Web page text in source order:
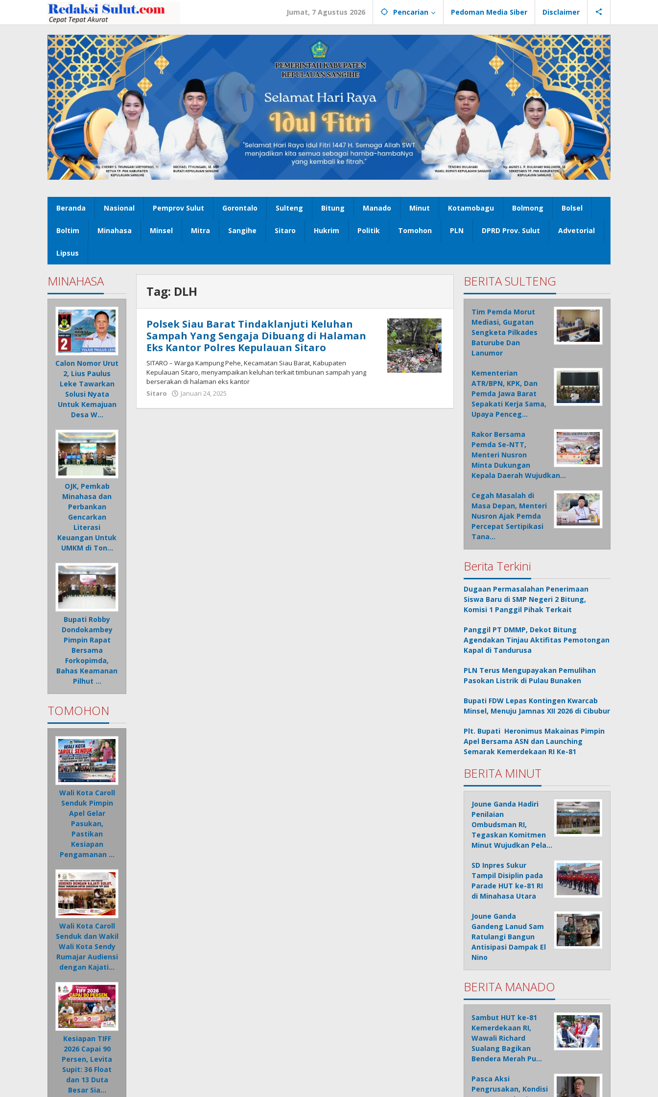
konten
Jumat, 7 Agustus 2026 Pencarian Pedoman Media Siber Disclaimer
Beranda Nasional Pemprov Sulut Gorontalo Sulteng Bitung Manado Minut Kotamobagu Bolmong Bolsel
Boltim Minahasa Minsel Mitra Sangihe Sitaro Hukrim Politik Tomohon PLN DPRD Prov. Sulut Advetorial
Lipsus
MINAHASA
Calon Nomor Urut
2, Lius Paulus
Leke Tawarkan
Solusi Nyata
Untuk Kemajuan
Desa W…
OJK, Pemkab
Minahasa dan
Perbankan
Gencarkan
Literasi
Keuangan Untuk
UMKM di Ton…
Bupati Robby
Dondokambey
Pimpin Rapat
Bersama
Forkopimda,
Bahas Keamanan
Pilhut …
TOMOHON
Wali Kota Caroll
Senduk Pimpin
Apel Gelar
Pasukan,
Pastikan
Kesiapan
Pengamanan …
Wali Kota Caroll
Senduk dan Wakil
Wali Kota Sendy
Rumajar Audiensi
dengan Kajati…
Kesiapan TIFF
2026 Capai 90
Persen, Levita
Supit: 36 Float
dan 13 Duta
Besar Sia…
Tag: DLH
Polsek Siau Barat Tindaklanjuti Keluhan
Sampah Yang Sengaja Dibuang di Halaman
Eks Kantor Polres Kepulauan Sitaro
SITARO – Warga Kampung Pehe, Kecamatan Siau Barat, Kabupaten
Kepulauan Sitaro, menyampaikan keluhan terkait timbunan sampah yang
berserakan di halaman eks kantor
Sitaro
Januari 24, 2025
BERITA SULTENG
Tim Pemda Morut
Mediasi, Gugatan
Sengketa Pilkades
Baturube Dan
Lanumor
Kementerian
ATR/BPN, KPK, Dan
Pemda Jawa Barat
Sepakati Kerja Sama,
Upaya Penceg…
Rakor Bersama
Pemda Se-NTT,
Menteri Nusron
Minta Dukungan
Kepala Daerah Wujudkan…
Cegah Masalah di
Masa Depan, Menteri
Nusron Ajak Pemda
Percepat Sertipikasi
Tana…
Berita Terkini
Dugaan Permasalahan Penerimaan
Siswa Baru di SMP Negeri 2 Bitung,
Komisi 1 Panggil Pihak Terkait
Panggil PT DMMP, Dekot Bitung
Agendakan Tinjau Aktifitas Pemotongan
Kapal di Tandurusa
PLN Terus Mengupayakan Pemulihan
Pasokan Listrik di Pulau Bunaken
Bupati FDW Lepas Kontingen Kwarcab
Minsel, Menuju Jamnas XII 2026 di Cibubur
Plt. Bupati Heronimus Makainas Pimpin
Apel Bersama ASN dan Launching
Semarak Kemerdekaan RI Ke-81
BERITA MINUT
Joune Ganda Hadiri
Penilaian
Ombudsman RI,
Tegaskan Komitmen
Minut Wujudkan Pela…
SD Inpres Sukur
Tampil Disiplin pada
Parade HUT ke-81 RI
di Minahasa Utara
Joune Ganda
Gandeng Lanud Sam
Ratulangi Bangun
Antisipasi Dampak El
Nino
BERITA MANADO
Sambut HUT ke-81
Kemerdekaan RI,
Wawali Richard
Sualang Bagikan
Bendera Merah Pu…
Pasca Aksi
Pengrusakan, Kondisi